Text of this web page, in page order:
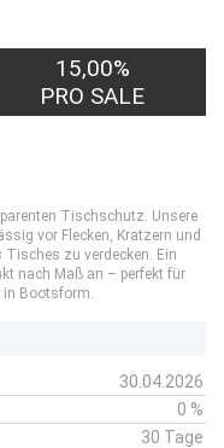
15,00%
PRO SALE
Tischschutz. Unsere
vor Flecken, Kratzern und
zu verdecken. Ein
nach Maß an – perfekt für
in Bootsform.
30.04.2026
0 %
30 Tage